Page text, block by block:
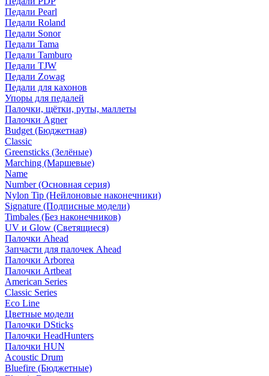
Педали Pearl
Педали Roland
Педали Sonor
Педали Tama
Педали Tamburo
Педали TJW
Педали Zowag
Педали для кахонов
Упоры для педалей
Палочки, щётки, руты, маллеты
Палочки Agner
Budget (Бюджетная)
Classic
Greensticks (Зелёные)
Marching (Маршевые)
Name
Number (Основная серия)
Nylon Tip (Нейлоновые наконечники)
Signature (Подписные модели)
Timbales (Без наконечников)
UV и Glow (Светящиеся)
Палочки Ahead
Запчасти для палочек Ahead
Палочки Arborea
Палочки Artbeat
American Series
Classic Series
Eco Line
Цветные модели
Палочки DSticks
Палочки HeadHunters
Палочки HUN
Acoustic Drum
Bluefire (Бюджетные)